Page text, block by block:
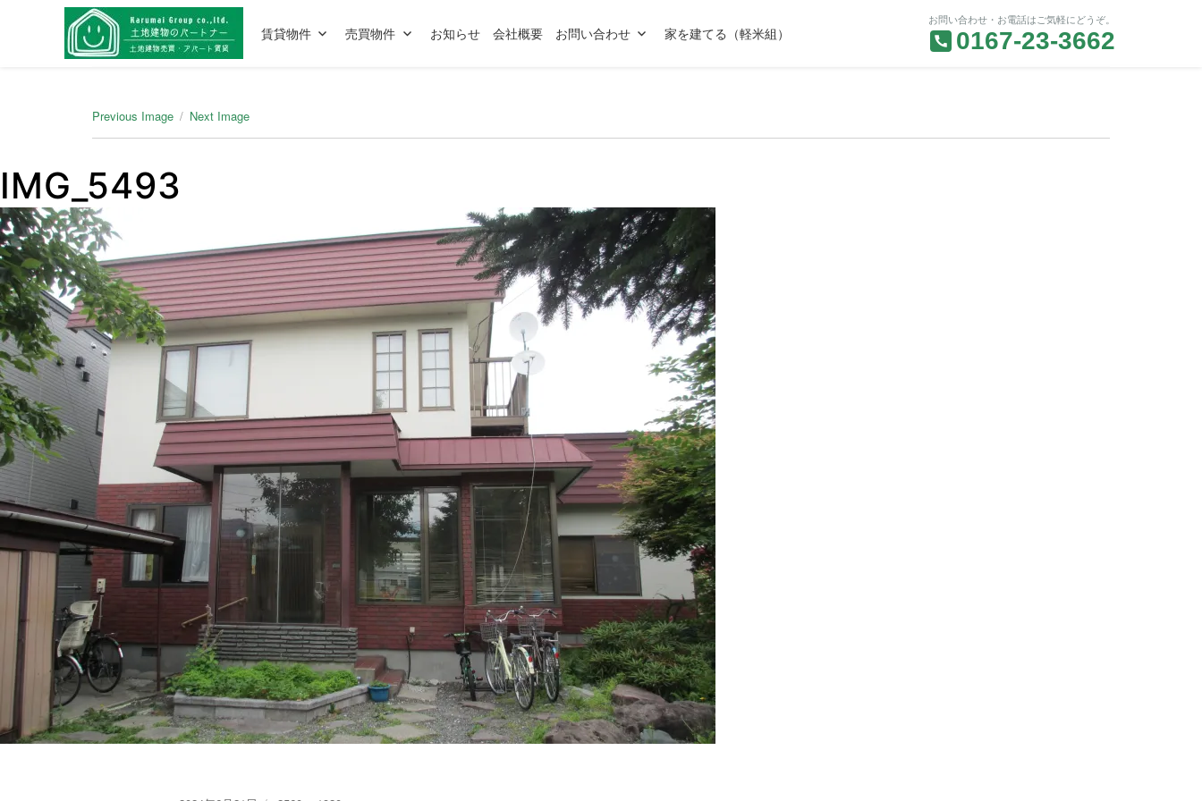
賃貸物件 売買物件 お知らせ 会社概要 お問い合わせ 家を建てる（軽米組）
お問い合わせ・お電話はご気軽にどうぞ。
0167-23-3662
Previous Image Next Image
IMG_5493